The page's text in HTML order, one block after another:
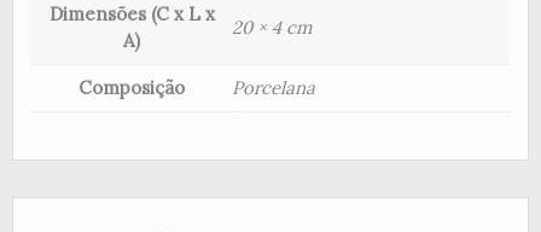
Dimensões (C x L x
A)
20 × 4 cm
Composição Porcelana